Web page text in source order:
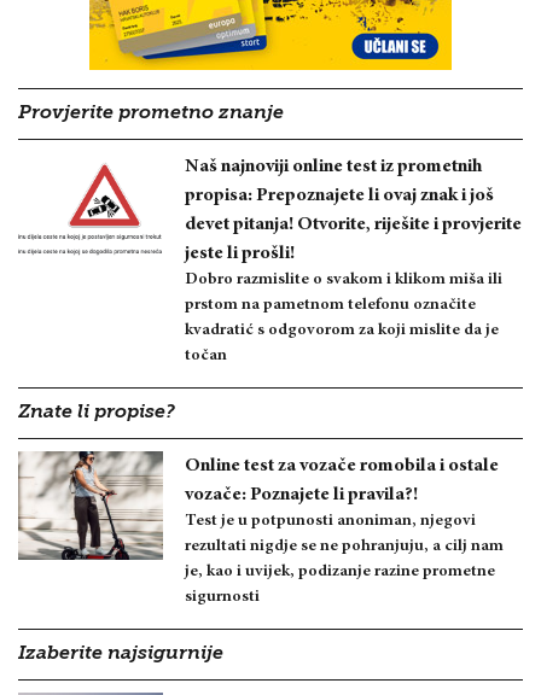
Provjerite prometno znanje
Naš najnoviji online test iz prometnih
propisa: Prepoznajete li ovaj znak i još
devet pitanja! Otvorite, riješite i provjerite
jeste li prošli!
Dobro razmislite o svakom i klikom miša ili
prstom na pametnom telefonu označite
kvadratić s odgovorom za koji mislite da je
točan
Znate li propise?
Online test za vozače romobila i ostale
vozače: Poznajete li pravila?!
Test je u potpunosti anoniman, njegovi
rezultati nigdje se ne pohranjuju, a cilj nam
je, kao i uvijek, podizanje razine prometne
sigurnosti
Izaberite najsigurnije